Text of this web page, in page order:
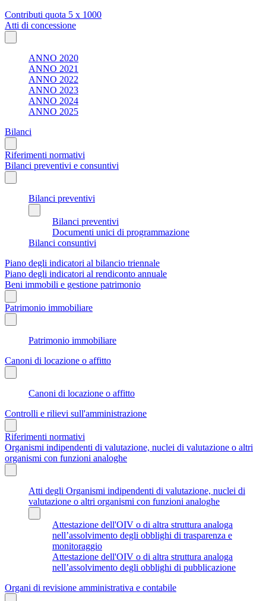
Contributi quota 5 x 1000
Atti di concessione
ANNO 2020
ANNO 2021
ANNO 2022
ANNO 2023
ANNO 2024
ANNO 2025
Bilanci
Riferimenti normativi
Bilanci preventivi e consuntivi
Bilanci preventivi
Bilanci preventivi
Documenti unici di programmazione
Bilanci consuntivi
Piano degli indicatori al bilancio triennale
Piano degli indicatori al rendiconto annuale
Beni immobili e gestione patrimonio
Patrimonio immobiliare
Patrimonio immobiliare
Canoni di locazione o affitto
Canoni di locazione o affitto
Controlli e rilievi sull'amministrazione
Riferimenti normativi
Organismi indipendenti di valutazione, nuclei di valutazione o altri
organismi con funzioni analoghe
Atti degli Organismi indipendenti di valutazione, nuclei di
valutazione o altri organismi con funzioni analoghe
Attestazione dell'OIV o di altra struttura analoga
nell’assolvimento degli obblighi di trasparenza e
monitoraggio
Attestazione dell'OIV o di altra struttura analoga
nell’assolvimento degli obblighi di pubblicazione
Organi di revisione amministrativa e contabile